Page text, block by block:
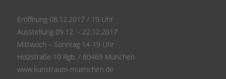
Eröffnung 08.12.2017 / 19 Uhr
Ausstellung 09.12. – 22.12.2017
Mittwoch – Sonntag 14-19 Uhr
Holzstraße 10 Rgb. / 80469 München
www.kunstraum-muenchen.de